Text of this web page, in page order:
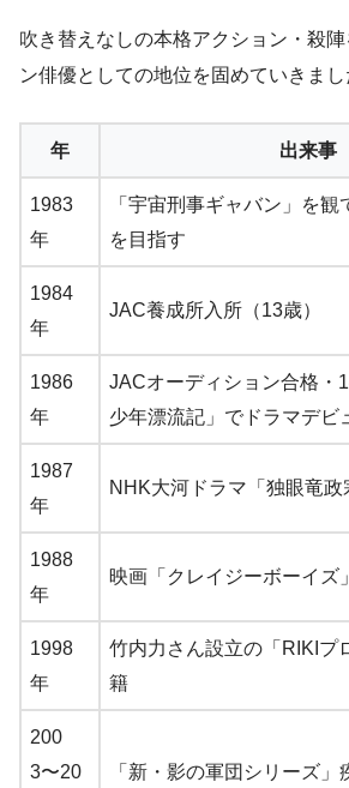
吹き替えなしの本格アクション・殺
ン俳優としての地位を固めていきまし
年 出来事
1983
年
「宇宙刑事ギャバン」を
を目指す
1984
年
JAC養成所入所（13歳）
1986
年
JACオーディション合格・
少年漂流記」でドラマデビ
1987
年
NHK大河ドラマ「独眼竜政
1988
年
映画「クレイジーボーイズ
1998
年
竹内力さん設立の「RIKIプ
籍
200
3〜20
「新・影の軍団シリーズ」